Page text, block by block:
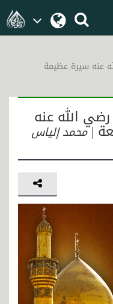
عنه سيرة عظيمة
الله عنه
|محمد إلياس